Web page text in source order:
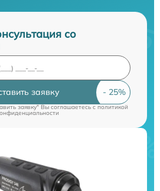
со
заявку
заявку" Вы соглашаетесь cполитикой